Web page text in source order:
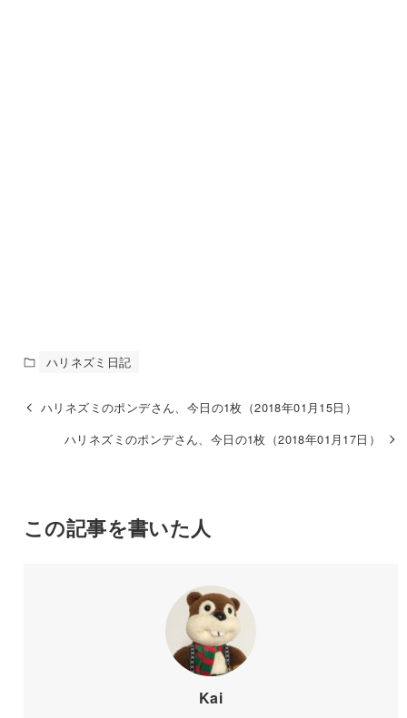
ハリネズミ日記
ハリネズミのポンデさん、今日の1枚（2018年01月15日）
ハリネズミのポンデさん、今日の1枚（2018年01月17日）
この記事を書いた人
Kai